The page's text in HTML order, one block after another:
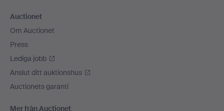
Auctionet
Om Auctionet
Press
Lediga jobb
Anslut ditt auktionshus
Auctionets garanti
Mer från Auctionet